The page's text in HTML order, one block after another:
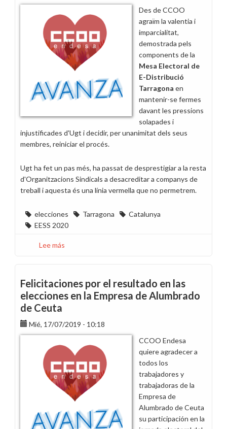
guanyant
les
eleccions
a
Tarragona
Des de CCOO
agraïm la valentia i
imparcialitat,
demostrada pels
components de la
Mesa Electoral de
E-Distribució
Tarragona en
mantenir-se fermes
davant les pressions
solapades i
injustificades d'Ugt i decidir, per unanimitat dels seus
membres, reiniciar el procés.
Ugt ha fet un pas més, ha passat de desprestigiar a la resta
d'Organitzacions Sindicals a desacreditar a companys de
treball i aquesta és una línia vermella que no permetrem.
elecciones Tarragona
Catalunya
EESS 2020
Lee más
de
les
electorals
Felicitaciones por el resultado en las
elecciones en la Empresa de Alumbrado
de Ceuta
Mié, 17/07/2019 - 10:18
CCOO Endesa
quiere agradecer a
todos los
trabajadores y
trabajadoras de la
Empresa de
Alumbrado de Ceuta
su participación en la